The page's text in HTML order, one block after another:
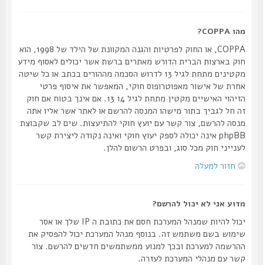
COPPA, או החוק לפרטיות והגנה המקוונת של הילד של 1998, הוא
חוק בארצות הברית הדורש מאתרים ברשת אשר יכולים לאסוף מידע
מקטינים מתחת לגיל 13 לדרוש הסכמה מההורים בכתב או כל שיטה
אחרת של אישור מאפוטרופוס חוקי, המאפשר את איסוף פרטי
הזיהוי האישיים מקטין מתחת לגיל 14 13. אם אינך בטוח אם חוק
זה חל לגביך בתור מישהו המנסה להרשם או לאתר אשר אליו אתה
מנסה להרשם, צור קשר עם יועץ חוקי להתיעצות. שים לב שקבוצת
phpBB אינה יכולה לספק יעוץ חוקי ואינה נקודה ליצירת קשר
לענייני חוק מכל סוג, ובפרט הרשום להלן.
חזור למעלה
מדוע אני לא יכול להרשם?
יכול להיות שמנהל המערכת חסם את כתובת ה IP שלך או אסר
שימוש בשם משתמש זה. בנוסף מנהל המערכת יכול להפסיק את
ההרשמה למערכת ובכך למנוע ממשתמשים חדשים להרשם. צור
קשר עם מנהלי המערכת לעזרה.